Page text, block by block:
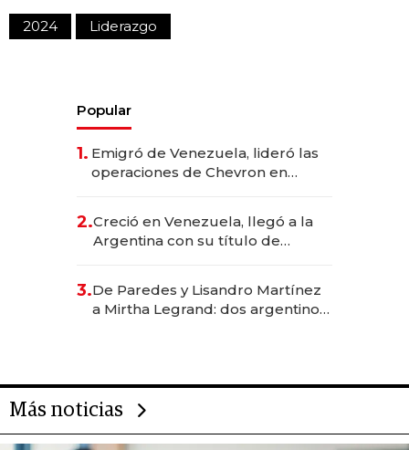
2024 Liderazgo
Popular
1. Emigró de Venezuela, lideró las
operaciones de Chevron en
2.Creció en Venezuela, llegó a la
Argentina con su título de
las marcas "fast premium"
3.De Paredes y Lisandro Martínez
a Mirtha Legrand: dos argentinos
Más noticias